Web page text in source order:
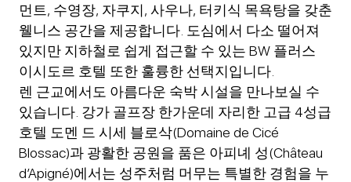
먼트, 수영장, 자쿠지, 사우나, 터키식 목욕탕을 갖춘
웰니스 공간을 제공합니다. 도심에서 다소 떨어져
있지만 지하철로 쉽게 접근할 수 있는 BW 플러스
이시도르 호텔 또한 훌륭한 선택지입니다.
렌 근교에서도 아름다운 숙박 시설을 만나보실 수
있습니다. 강가 골프장 한가운데 자리한 고급 4성급
호텔 도멘 드 시세 블로삭(Domaine de Cicé
Blossac)과 광활한 공원을 품은 아피녜 성(Château
d’Apigné)에서는 성주처럼 머무는 특별한 경험을 누